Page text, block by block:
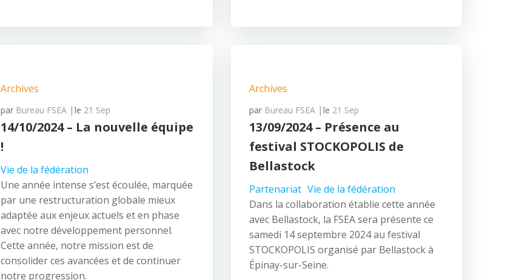
Archives
par Bureau FSEA | le 21 Sep
14/10/2024 – La nouvelle équipe
!
Vie de la fédération
Une année intense s’est écoulée, marquée
par une restructuration globale mieux
adaptée aux enjeux actuels et en phase
avec notre développement personnel.
Cette année, notre mission est de
consolider ces avancées et de continuer
notre progression.
Archives
par Bureau FSEA |le 21 Sep
13/09/2024 – Présence au
festival STOCKOPOLIS de
Bellastock
Partenariat Vie de la fédération
Dans la collaboration établie cette année
avec Bellastock, la FSEA sera présente ce
samedi 14 septembre 2024 au festival
STOCKOPOLIS organisé par Bellastock à
Épinay-sur-Seine.